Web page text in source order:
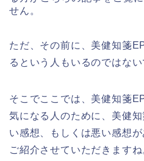
せん。
ただ、その前に、美健知箋
るという人もいるのではない
そこでここでは、美健知箋
気になる人のために、美健
い感想、もしくは悪い感想
ご紹介させていただきますね